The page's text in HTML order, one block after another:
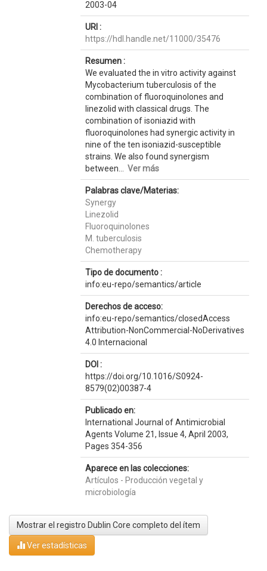
2003-04
URI :
https://hdl.handle.net/11000/35476
Resumen :
We evaluated the in vitro activity against
Mycobacterium tuberculosis of the
combination of fluoroquinolones and
linezolid with classical drugs. The
combination of isoniazid with
fluoroquinolones had synergic activity in
nine of the ten isoniazid-susceptible
strains. We also found synergism
between... Ver más
Palabras clave/Materias:
Synergy
Linezolid
Fluoroquinolones
M. tuberculosis
Chemotherapy
Tipo de documento :
info:eu-repo/semantics/article
Derechos de acceso:
info:eu-repo/semantics/closedAccess
Attribution-NonCommercial-NoDerivatives
4.0 Internacional
DOI :
https://doi.org/10.1016/S0924-
8579(02)00387-4
Publicado en:
International Journal of Antimicrobial
Agents Volume 21, Issue 4, April 2003,
Pages 354-356
Aparece en las colecciones:
Artículos - Producción vegetal y
microbiología
Mostrar el registro Dublin Core completo del ítem
Ver estadísticas